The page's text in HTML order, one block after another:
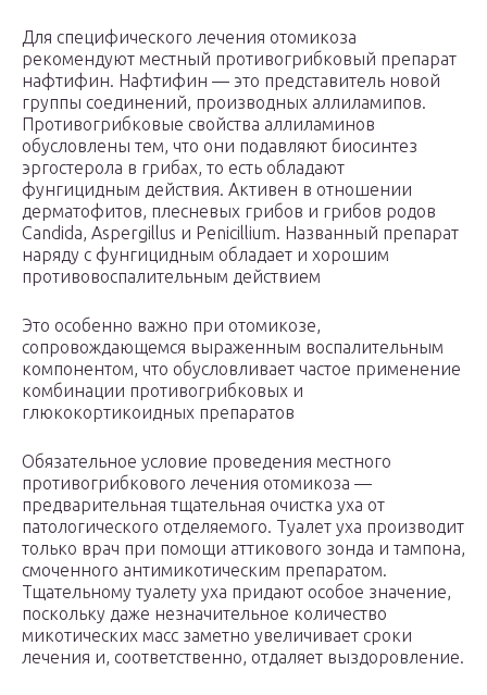
Для специфического лечения отомикоза
рекомендуют местный противогрибковый препарат
нафтифин. Нафтифин — это представитель новой
группы соединений, производных аллиламипов.
Противогрибковые свойства аллиламинов
обусловлены тем, что они подавляют биосинтез
эргостерола в грибах, то есть обладают
фунгицидным действия. Активен в отношении
дерматофитов, плесневых грибов и грибов родов
Candida, Aspergillus и Penicillium. Названный препарат
наряду с фунгицидным обладает и хорошим
противовоспалительным действием
Это особенно важно при отомикозе,
сопровождающемся выраженным воспалительным
компонентом, что обусловливает частое применение
комбинации противогрибковых и
глюкокортикоидных препаратов
Обязательное условие проведения местного
противогрибкового лечения отомикоза —
предварительная тщательная очистка уха от
патологического отделяемого. Туалет уха производит
только врач при помощи аттикового зонда и тампона,
смоченного антимикотическим препаратом.
Тщательному туалету уха придают особое значение,
поскольку даже незначительное количество
микотических масс заметно увеличивает сроки
лечения и, соответственно, отдаляет выздоровление.